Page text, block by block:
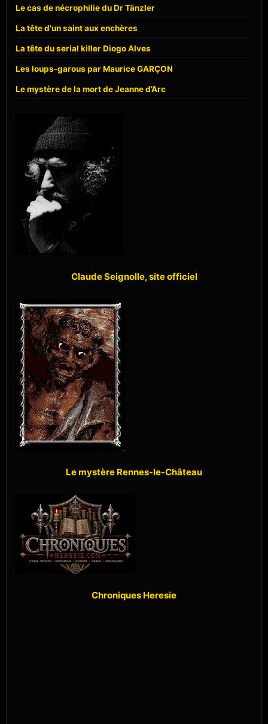
Le cas de nécrophilie du Dr Tänzler
La tête d'un saint aux enchères
La tête du serial killer Diogo Alves
Les loups-garous par Maurice GARÇON
Le mystère de la mort de Jeanne d’Arc
Claude Seignolle, site officiel
Le mystère Rennes-le-Château
Chroniques Heresie